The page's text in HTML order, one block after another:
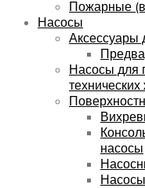
Пожарные
Насосы
Аксессуары
Насосы для
насосы